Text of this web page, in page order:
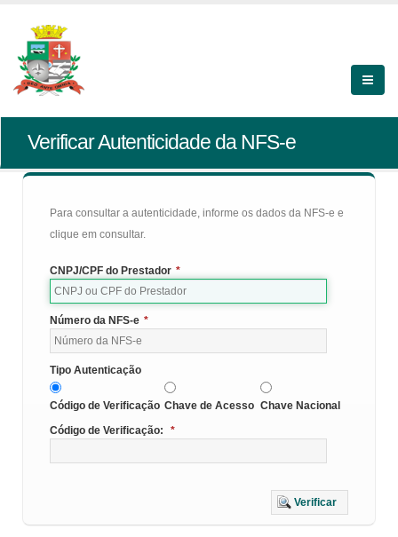
Verificar Autenticidade da NFS-e
Para consultar a autenticidade, informe os dados da NFS-e e
clique em consultar.
CNPJ/CPF do Prestador *
Número da NFS-e *
Tipo Autenticação
Código de Verificação Chave de Acesso Chave Nacional
Código de Verificação:
*
Verificar